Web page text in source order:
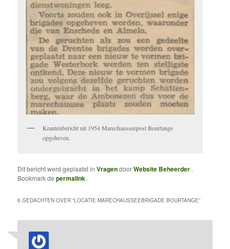
Krantenbericht uit 1954 Marechausseepost Bourtange
opgeheven.
Dit bericht werd geplaatst inVragendoorWebsite Beheerder .
Bookmark depermalink .
6 GEDACHTEN OVER “LOCATIE MARECHAUSSEEBRIGADE BOURTANGE”